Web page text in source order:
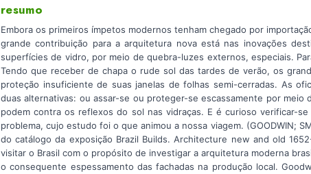
resumo
Embora os primeiros ímpetos modernos tenham chegado por
grande contribuição para a arquitetura nova está nas inovações
superfícies de vidro, por meio de quebra-luzes externos, especiais.
Tendo que receber de chapa o rude sol das tardes de verão, os
proteção insuficiente de suas janelas de folhas semi-cerradas. As
duas alternativas: ou assar-se ou proteger-se escassamente por
podem contra os reflexos do sol nas vidraças. E é curioso verificar-
problema, cujo estudo foi o que animou a nossa viagem. (GOODWIN;
do catálogo da exposição Brazil Builds. Architecture new and old
visitar o Brasil com o propósito de investigar a arquitetura moderna
o consequente espessamento das fachadas na produção local.